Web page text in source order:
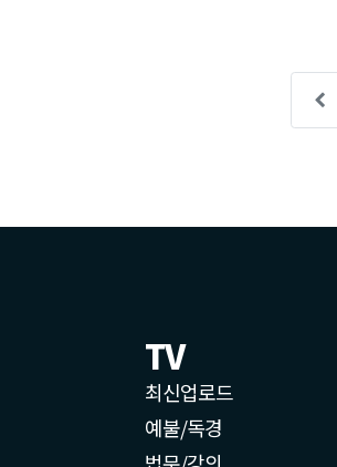
TV
최신업로드
예불/독경